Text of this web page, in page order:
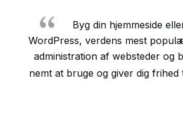
Byg din hjemmeside
WordPress, verdens mest
administration af websteder og
nemt at bruge og giver dig frihed